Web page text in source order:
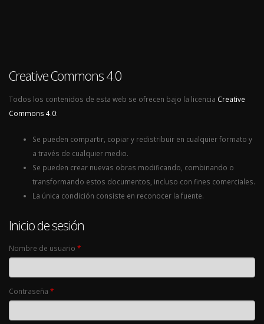
Creative Commons 4.0
Todos los contenidos de esta web se ofrecen bajo la licencia Creative
Commons 4.0:
Se pueden compartir, copiar y redistribuir en cualquier formato y
a través de cualquier medio.
Se pueden crear nuevas obras modificando, combinando o
transformando estos documentos, incluso con fines comerciales.
La única condición consiste en reconocer la fuente.
Inicio de sesión
Nombre de usuario *
Contraseña *